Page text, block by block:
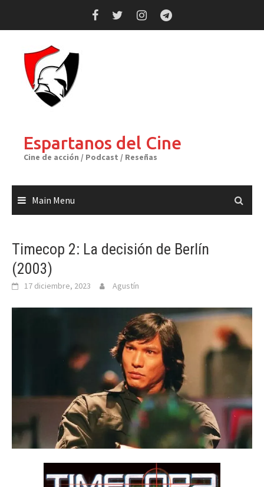
Espartanos del Cine
Cine de acción / Podcast / Reseñas
Main Menu
Timecop 2: La decisión de Berlín
(2003)
17 diciembre, 2023 Agustín